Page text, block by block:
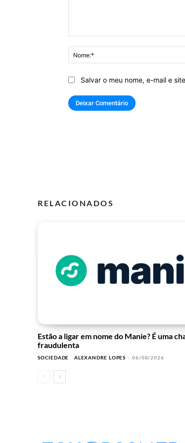
Salvar o meu nome, e-mail e
RELACIONADOS
Estão a ligar em nome do Manie? É uma
fraudulenta
SOCIEDADE ALEXANDRE LOPES - 06/08/2026